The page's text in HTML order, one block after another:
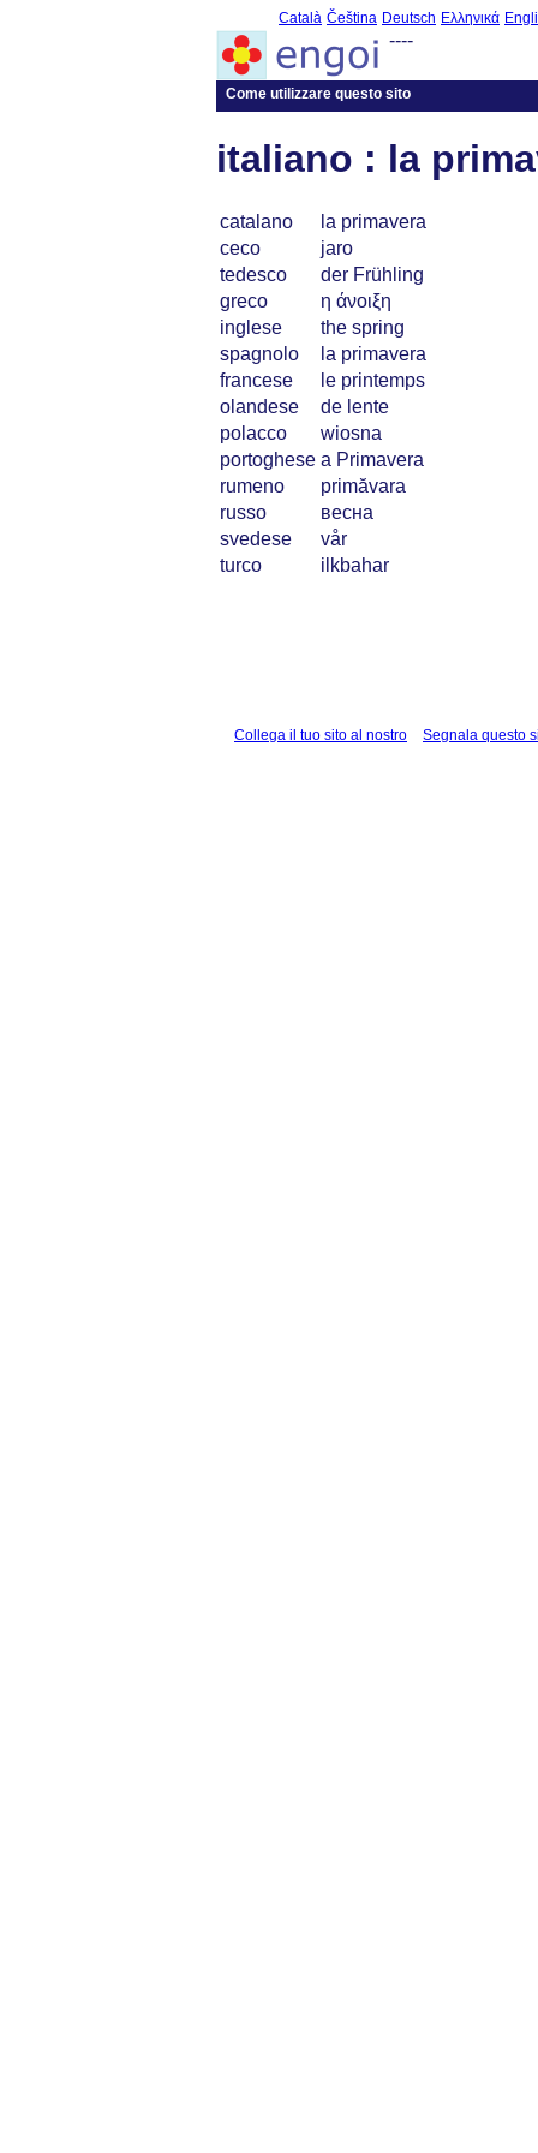
Català Čeština Deutsch Ελληνικά
----
Come utilizzare questo sito
italiano : la
catalano
la primavera
ceco
jaro
tedesco
der Frühling
greco
η άνοιξη
inglese
the spring
spagnolo
la primavera
francese
le printemps
olandese
de lente
polacco
wiosna
portoghese a Primavera
rumeno
primăvara
russo
весна
svedese
vår
turco
ilkbahar
Collega il tuo sito al nostro Segnala questo